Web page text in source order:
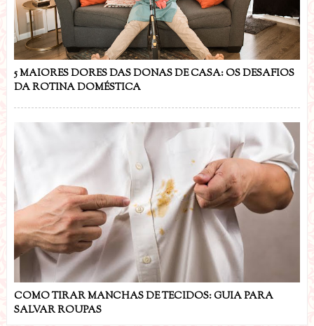
5 MAIORES DORES DAS DONAS DE CASA: OS DESAFIOS
DA ROTINA DOMÉSTICA
COMO TIRAR MANCHAS DE TECIDOS: GUIA PARA
SALVAR ROUPAS